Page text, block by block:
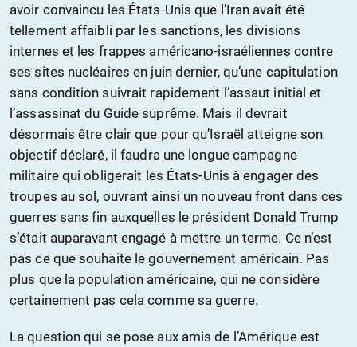
avoir convaincu les États-Unis que l’Iran avait été
tellement affaibli par les sanctions, les divisions
internes et les frappes américano-israéliennes contre
ses sites nucléaires en juin dernier, qu’une capitulation
sans condition suivrait rapidement l’assaut initial et
l’assassinat du Guide suprême. Mais il devrait
désormais être clair que pour qu’Israël atteigne son
objectif déclaré, il faudra une longue campagne
militaire qui obligerait les États-Unis à engager des
troupes au sol, ouvrant ainsi un nouveau front dans ces
guerres sans fin auxquelles le président Donald Trump
s’était auparavant engagé à mettre un terme. Ce n’est
pas ce que souhaite le gouvernement américain. Pas
plus que la population américaine, qui ne considère
certainement pas cela comme sa guerre.
La question qui se pose aux amis de l’Amérique est